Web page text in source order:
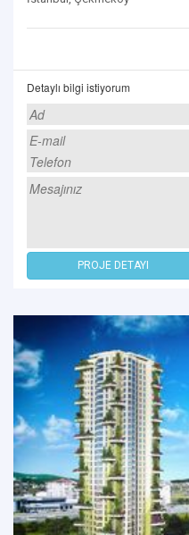
Detaylı bilgi istiyorum
PROJE DETAYI